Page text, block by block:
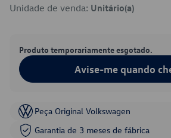
Unidade de venda: Unitário(a)
Produto temporariamente esgotado.
Avise-me quando
Peça Original Volkswagen
Garantia de 3 meses de fábrica